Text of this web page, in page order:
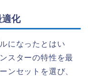
化
になったとはい
スターの特性を最
ンセットを選び、